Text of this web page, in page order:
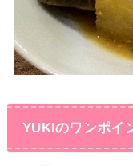
YUKIのワンポイ